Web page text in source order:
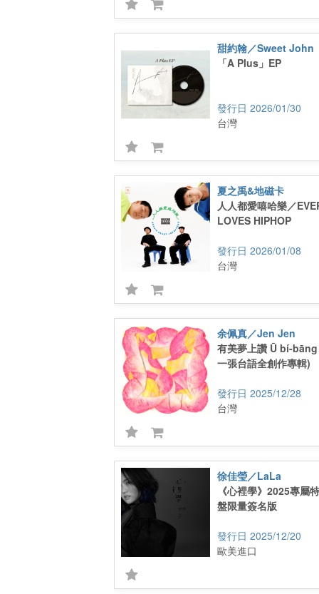
甜約翰／Sweet John
「A Plus」EP
2026/01/30
台灣
夏之禹&地磁卡
人人都愛嘻哈樂／
LOVES HIPHOP
2026/01/08
台灣
余佩真／Jen Jen
有美夢上讚 Ū bí-
一張台語全創作專輯)
2025/12/28
台灣
徐佳瑩／LaLa
《心裡學》2025專屬
盤限量簽名版
2025/12/20
歐美進口